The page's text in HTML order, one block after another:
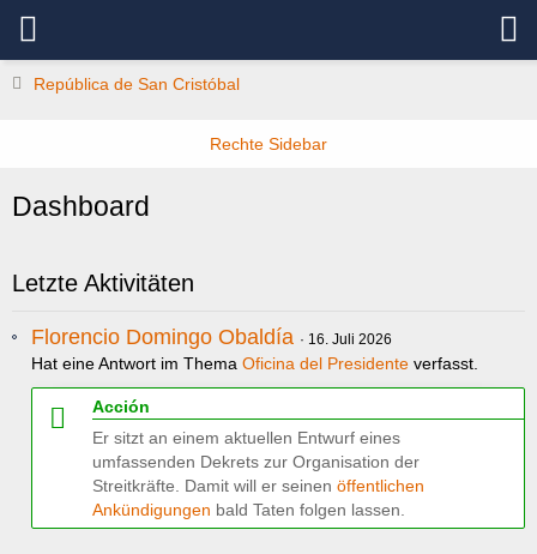
República de San Cristóbal
Dashboard
Letzte Aktivitäten
Florencio Domingo Obaldía 16. Juli 2026
Hat eine Antwort im Thema Oficina del Presidente verfasst.
Acción
Er sitzt an einem aktuellen Entwurf eines
umfassenden Dekrets zur Organisation der
Streitkräfte. Damit will er seinen öffentlichen
Ankündigungen bald Taten folgen lassen.